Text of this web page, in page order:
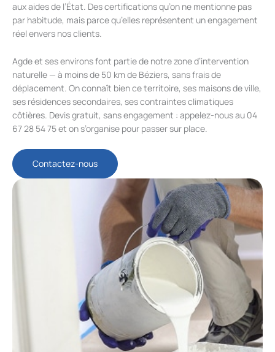
aux aides de l’État. Des certifications qu’on ne mentionne pas
par habitude, mais parce qu’elles représentent un engagement
réel envers nos clients.
Agde et ses environs font partie de notre zone d’intervention
naturelle — à moins de 50 km de Béziers, sans frais de
déplacement. On connaît bien ce territoire, ses maisons de ville,
ses résidences secondaires, ses contraintes climatiques
côtières. Devis gratuit, sans engagement : appelez-nous au 04
67 28 54 75 et on s’organise pour passer sur place.
Contactez-nous